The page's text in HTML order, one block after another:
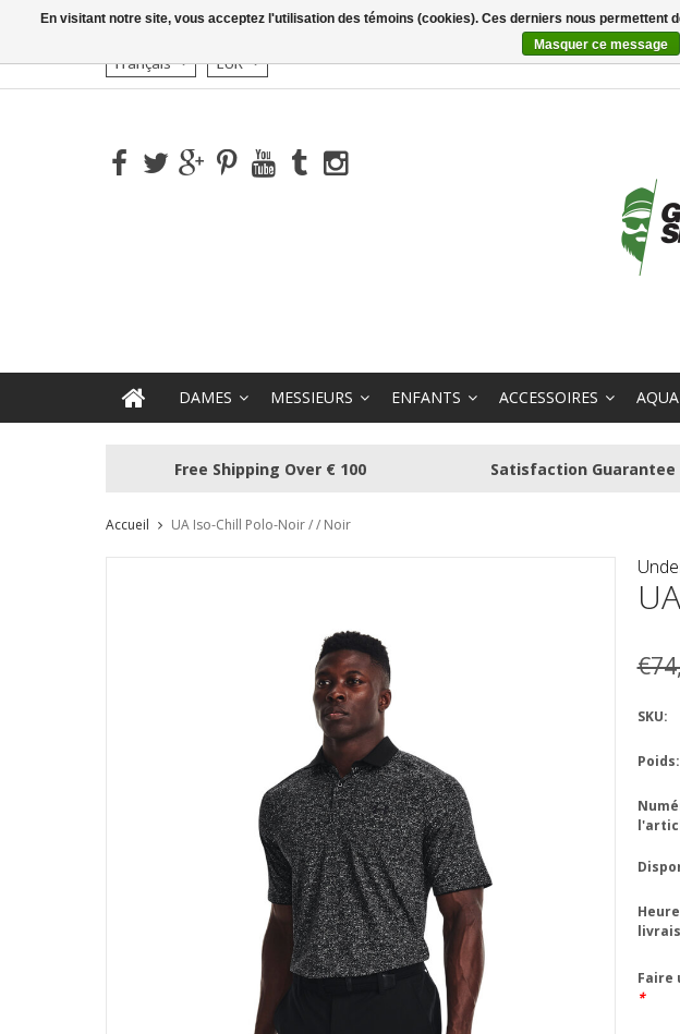
Français EUR
DAMES MESSIEURS ENFANTS ACCESSOIRES
Free Shipping Over € 100 Satisfaction Guarantee
Accueil UA Iso-Chill Polo-Noir / / Noir
SKU:
Poids:
Faire
*
En visitant notre site, vous acceptez l'utilisation des témoins (cookies). Ces derniers nous
Masquer ce message